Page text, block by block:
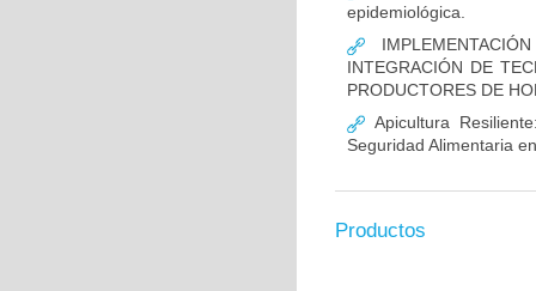
epidemiológica.
INTEGRACIÓN DE
PRODUCTORES DE
Apicultura
Seguridad Alimentaria
Productos